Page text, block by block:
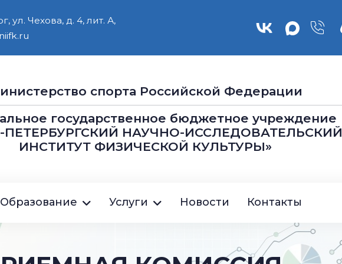
ул. Чехова, д. 4, лит. А,
cпорта Российской Федерации
государственное бюджетное учреждение
ПЕТЕРБУРГСКИЙ НАУЧНО-ИССЛЕДОВАТЕЛЬСКИЙ
ИНСТИТУТ ФИЗИЧЕСКОЙ КУЛЬТУРЫ»
Образование Услуги Новости Контакты